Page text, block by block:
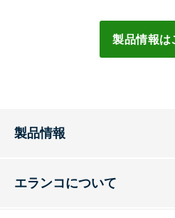
製品情報は
製品情報
エランコについて